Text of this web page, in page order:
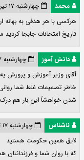
محمد
چهارشنبه ۱۷ تیر ۱۴۰۵ ۱۹:۴۱:۱۹
هرکسی با هر هدفی به بهانه
تاریخ امتحانات جابجا کردید
دانش آموز
چهارشنبه ۱۷ تیر ۱۴۰۵ ۲۰:۱۷:۰۹
آقای وزیر آموزش و پرورش
خاطر تصمیمات غلط شما
شدن خواهشاً این بار هم
ناشناس
چهارشنبه ۱۷ تیر ۱۴۰۵ ۲۱:۰۰:۴۸
لایق همین حکومت هستید
که با روان شما و فرزندانتان